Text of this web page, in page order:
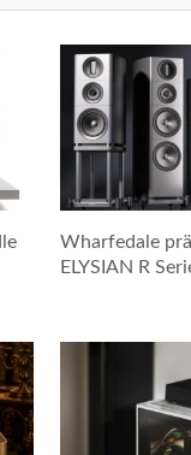
Wharfedale
ELYSIAN R